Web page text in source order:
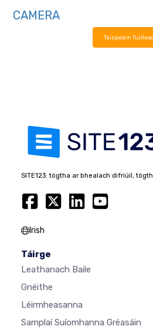
CAMERA
Taispeáin
SITE123: tógtha ar bhealach difriúil,
Irish
Táirge
Leathanach Baile
Gnéithe
Léirmheasanna
Samplaí Suíomhanna Gréasáin